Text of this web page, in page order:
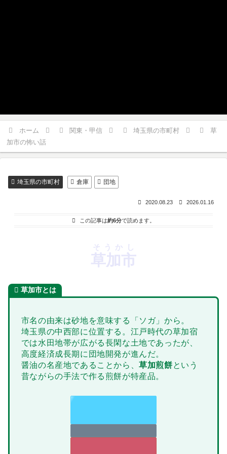
ホーム 関東・甲信 埼玉県の市町村
草
加市の怖い話
埼玉県の市町村 倉庫 団地
2020.08.23 2026.01.16
この記事は約6分で読めます。
草加市
そうかし
草加市とは
市名の由来は砂地を意味する「ソガ」から。
埼玉県の中西部に位置する。江戸時代の草加宿
では水田地帯が広がる長閑な土地であったが、
高度経済成長期に団地開発が進んだ。
醤油の名産地であることから、草加煎餅という
昔ながらの手法で作る煎餅が特産品。